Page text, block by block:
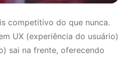
competitivo do que nunca.
UX (experiência do usuário)
sai na frente, oferecendo